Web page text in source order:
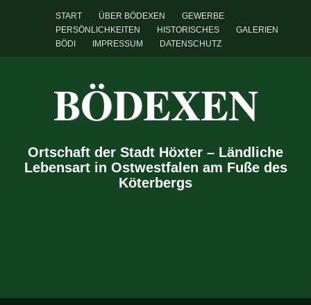
START ÜBER BÖDEXEN
GEWERBE
PERSÖNLICHKEITEN
HISTORISCHES
GALERIEN
BÖDI
IMPRESSUM DATENSCHUTZ
BÖDEXEN
Ortschaft der Stadt Höxter – Ländliche
Lebensart in Ostwestfalen am Fuße des
Köterbergs